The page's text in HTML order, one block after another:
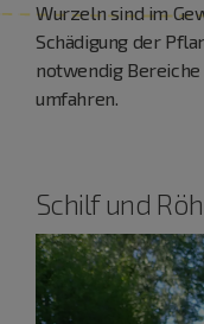
Wurzeln sind im
Schädigung der
notwendig
umfahren.
Schilf und